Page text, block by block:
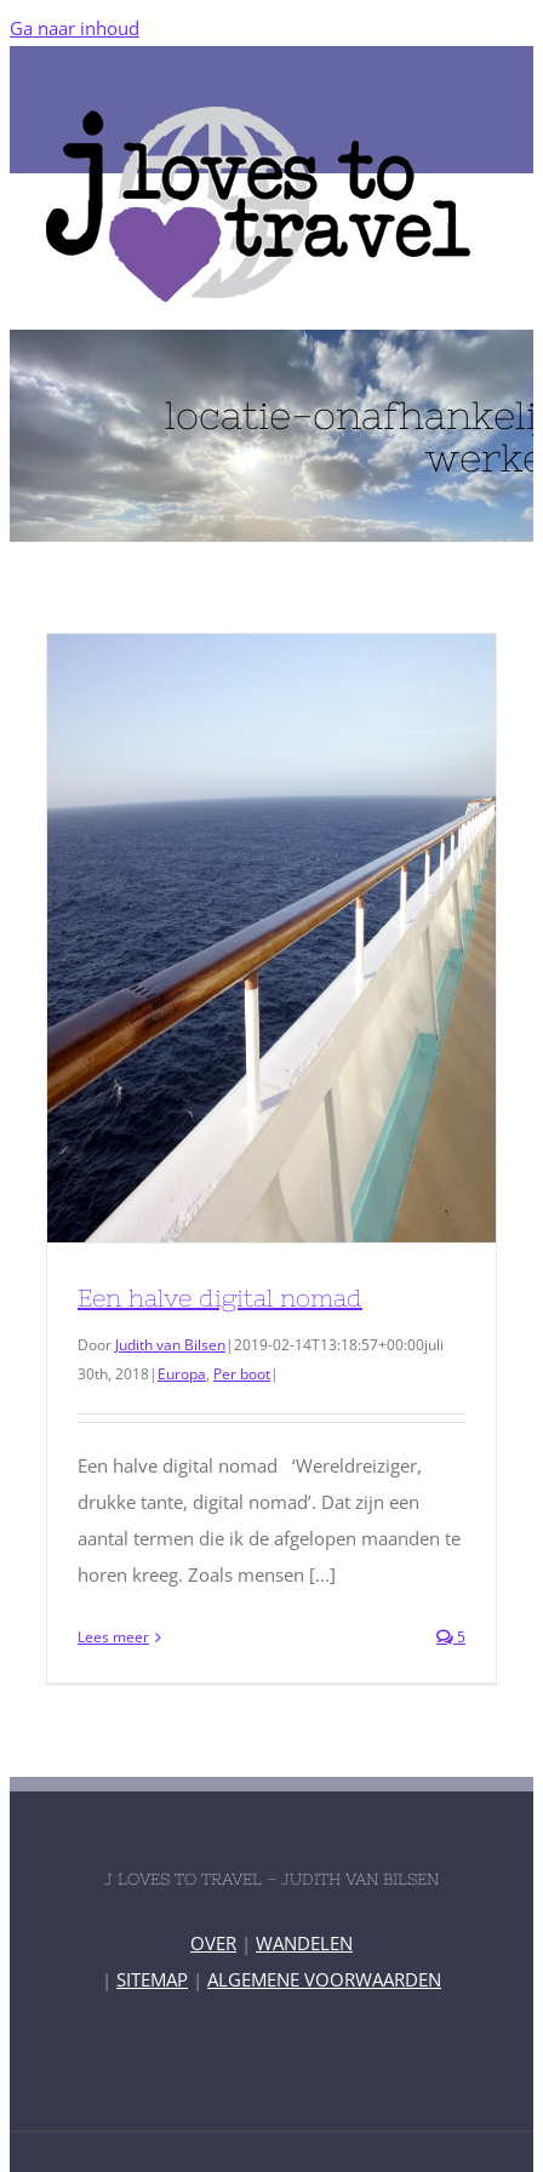
Ga naar inhoud
locatie-
Een halve digital nomad
Door Judith van Bilsen|2019-02-14T13:18:57+00:00juli
30th, 2018| Europa, Per boot|
Een halve digital nomad ‘Wereldreiziger,
drukke tante, digital nomad’. Dat zijn een
aantal termen die ik de afgelopen maanden te
horen kreeg. Zoals mensen [...]
Lees meer 5
J LOVES TO TRAVEL – JUDITH VAN BILSEN
OVER | WANDELEN
| SITEMAP | ALGEMENE VOORWAARDEN